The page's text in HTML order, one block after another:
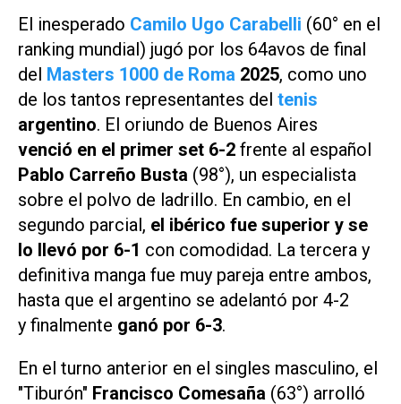
El inesperado Camilo Ugo Carabelli (60° en el
ranking mundial) jugó por los 64avos de final
del Masters 1000 de Roma 2025, como uno
de los tantos representantes del tenis
argentino. El oriundo de Buenos Aires
venció en el primer set 6-2 frente al español
Pablo Carreño Busta (98°), un especialista
sobre el polvo de ladrillo. En cambio, en el
segundo parcial, el ibérico fue superior y se
lo llevó por 6-1 con comodidad. La tercera y
definitiva manga fue muy pareja entre ambos,
hasta que el argentino se adelantó por 4-2
y finalmente ganó por 6-3.
En el turno anterior en el singles masculino, el
"Tiburón" Francisco Comesaña (63°) arrolló